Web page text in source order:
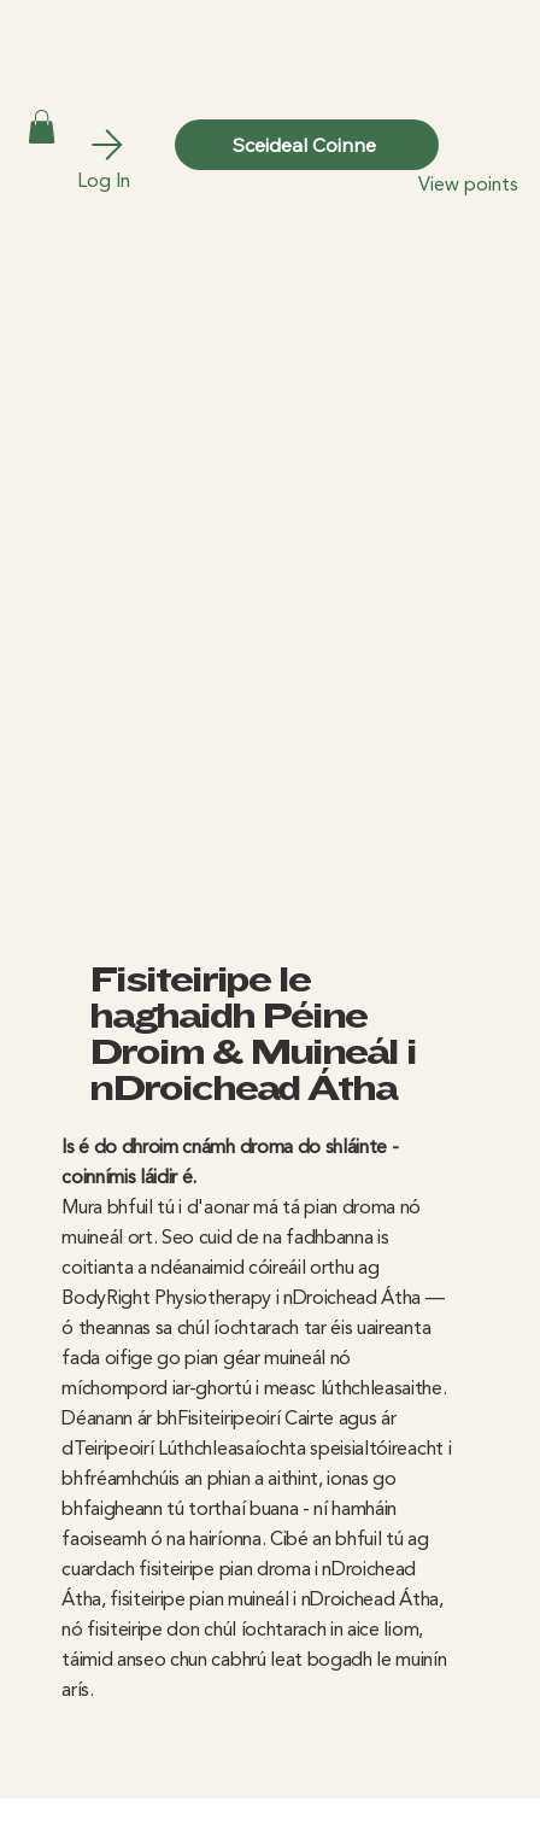
Sceideal Coinne
View points
Log In
Is é do dhroim cnámh droma do shláinte -
coinnímis láidir é.
Mura bhfuil tú i d'aonar má tá pian droma nó
muineál ort. Seo cuid de na fadhbanna is
coitianta a ndéanaimid cóireáil orthu ag
BodyRight Physiotherapy i nDroichead Átha —
ó theannas sa chúl íochtarach tar éis uaireanta
fada oifige go pian géar muineál nó
míchompord iar-ghortú i measc lúthchleasaithe.
Déanann ár bhFisiteiripeoirí Cairte agus ár
dTeiripeoirí Lúthchleasaíochta speisialtóireacht i
bhfréamhchúis an phian a aithint, ionas go
bhfaigheann tú torthaí buana - ní hamháin
faoiseamh ó na hairíonna. Cibé an bhfuil tú ag
cuardach fisiteiripe pian droma i nDroichead
Átha, fisiteiripe pian muineál i nDroichead Átha,
nó fisiteiripe don chúl íochtarach in aice liom,
táimid anseo chun cabhrú leat bogadh le muinín
arís.
Fisiteiripe le
haghaidh Péine
Droim & Muineál i
nDroichead Átha